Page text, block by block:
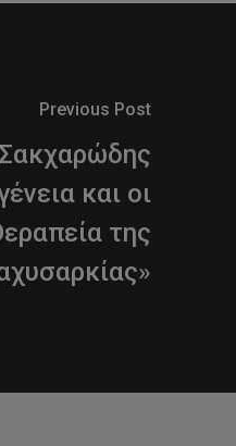
Previous Post
και οι
της